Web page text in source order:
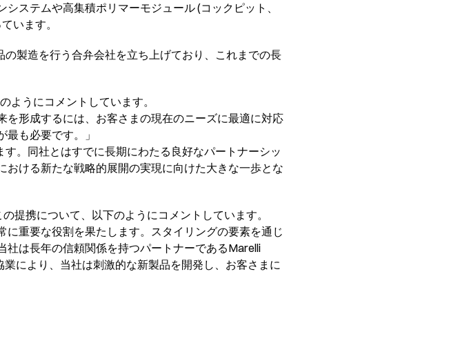
ステムや高集積ポリマーモジュール (コックピット、
います。
製造を行う合弁会社を立ち上げており、これまでの長
ようにコメントしています。
を形成するには、お客さまの現在のニーズに最適に対応
も必要です。」
。同社とはすでに長期にわたる良好なパートナーシッ
ける新たな戦略的展開の実現に向けた大きな一歩とな
の提携について、以下のようにコメントしています。
に重要な役割を果たします。スタイリングの要素を通じ
は長年の信頼関係を持つパートナーであるMarelli
により、当社は刺激的な新製品を開発し、お客さまに